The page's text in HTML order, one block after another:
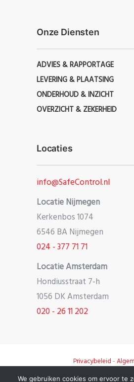
Onze Diensten
ADVIES & RAPPORTAGE
LEVERING & PLAATSING
ONDERHOUD & INZICHT
OVERZICHT & ZEKERHEID
Locaties
info@SafeControl.nl
Locatie Nijmegen
Kerkenbos 1074
6546 BA Nijmegen
024 - 377 71 71
Locatie Amsterdam
Hondiusstraat 7-h
1056 DK Amsterdam
020 - 26 11 202
Privacybeleid-
We gebruiken cookies om ervoor te